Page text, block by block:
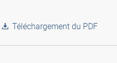
Téléchargement du PDF